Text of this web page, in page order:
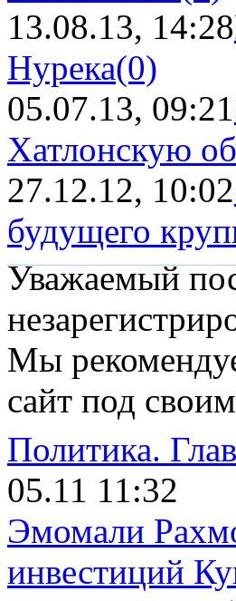
13.08.13, 14:28
Нурека(0)
05.07.13, 09:21
Хатлонскую
27.12.12, 10:02
будущего
Уважаемый
Мы
сайт под
Политика.
05.11 11:32
Эмомали
инвестиций